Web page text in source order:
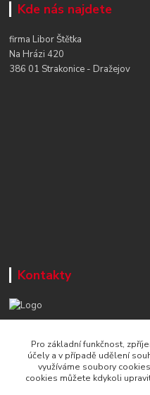
Kde nás najdete
firma Libor Štětka
Na Hrázi 420
386 01 Strakonice - Dražejov
Kontakty
Po-Čt, 8-16 hod./ Pá 8-13 hod.
info@naradi-stetka.cz
Pro základní funkčnost,
účely a v případě udělení
využíváme soubory
cookies můžete kdykoli